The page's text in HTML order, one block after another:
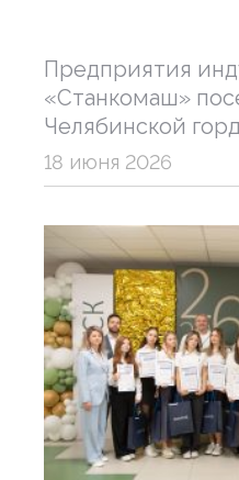
Предприятия
«Станкомаш»
Челябинской
18 июня 2026